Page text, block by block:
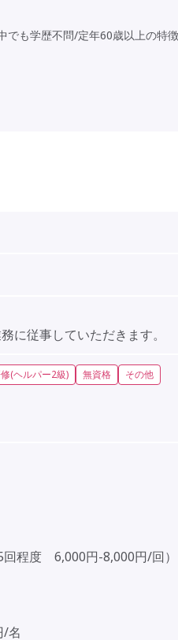
でも学歴不問/定年60歳以上の特
に従事していただきます。
(ヘルパー2級) 無資格
その他
回程度 6,000円-8,000円/回）
/名